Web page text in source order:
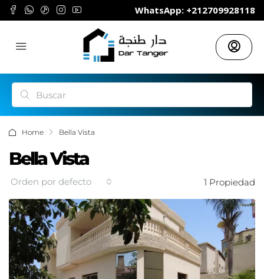
	WhatsApp: +212709928118
Home Bella Vista
Bella Vista
1 Propiedad
Orden por defecto